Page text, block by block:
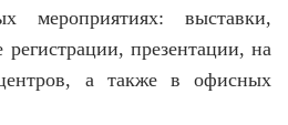
выставки,
презентации, на
а также в офисных